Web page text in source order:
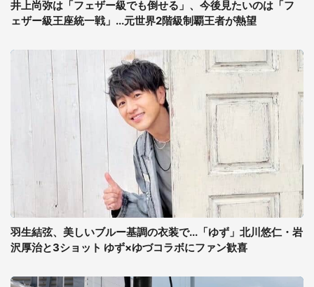
井上尚弥は「フェザー級でも倒せる」、今後見たいのは「フ
ェザー級王座統一戦」...元世界2階級制覇王者が熱望
羽生結弦、美しいブルー基調の衣装で...「ゆず」北川悠仁・岩
沢厚治と3ショット ゆず×ゆづコラボにファン歓喜